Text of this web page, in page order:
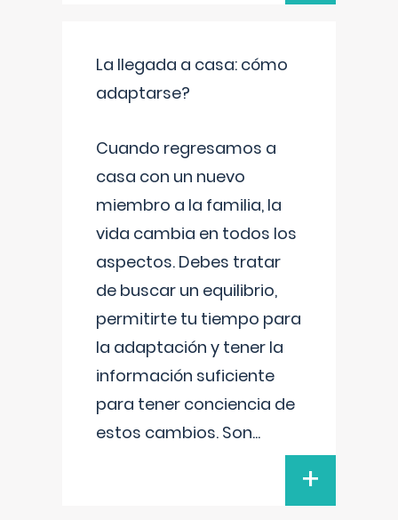
La llegada a casa: cómo
adaptarse?
Cuando regresamos a
casa con un nuevo
miembro a la familia, la
vida cambia en todos los
aspectos. Debes tratar
de buscar un equilibrio,
permitirte tu tiempo para
la adaptación y tener la
información suficiente
para tener conciencia de
estos cambios. Son...
+